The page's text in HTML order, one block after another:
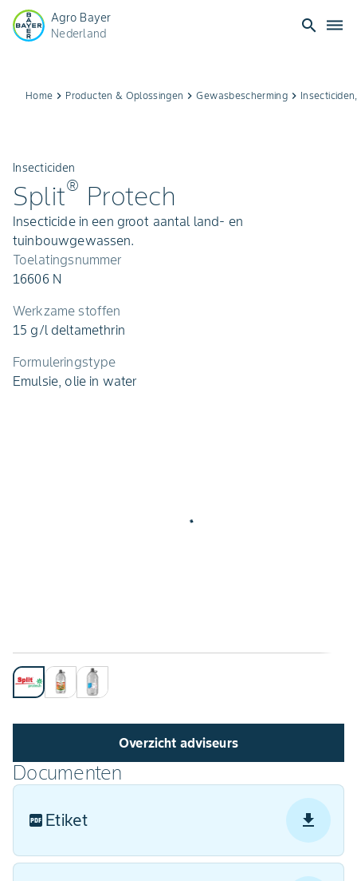
Agro Bayer
Nederland
search dehaze
Home keyboard_arrow_right Producten & Oplossingen keyboard_arrow_rightGewasbescherming keyboard_arrow_right
Insecticiden
Split® Protech
Insecticide in een groot aantal land- en
tuinbouwgewassen.
Toelatingsnummer
16606 N
Werkzame stoffen
15 g/l deltamethrin
Formuleringstype
Emulsie, olie in water
Overzicht adviseurs
Documenten
Etiket